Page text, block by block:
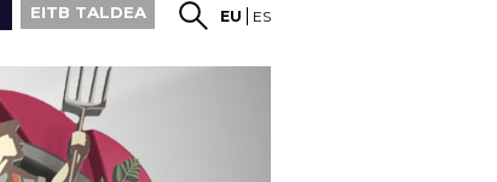
EITB TALDEA EU ES